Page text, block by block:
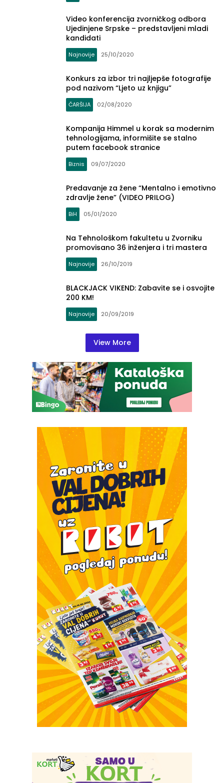
Video konferencija zvorničkog odbora
Ujedinjene Srpske – predstavljeni mladi
kandidati
Najnovije 25/10/2020
Konkurs za izbor tri najljepše fotografije
pod nazivom “Ljeto uz knjigu”
ČARŠIJA 02/08/2020
Kompanija Himmel u korak sa modernim
tehnologijama, informišite se stalno
putem facebook stranice
Biznis 09/07/2020
Predavanje za žene “Mentalno i emotivno
zdravlje žene” (VIDEO PRILOG)
BiH 05/01/2020
Na Tehnološkom fakultetu u Zvorniku
promovisano 36 inženjera i tri mastera
Najnovije 26/10/2019
BLACKJACK VIKEND: Zabavite se i osvojite
200 KM!
Najnovije 20/09/2019
View More